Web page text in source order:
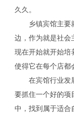
久久。
乡镇宾馆主要就
边，作为就是社会
现在开始就开始培
使得它在每个店都
在宾馆行业发展
要抓住一个好的项
中，找到属于适合